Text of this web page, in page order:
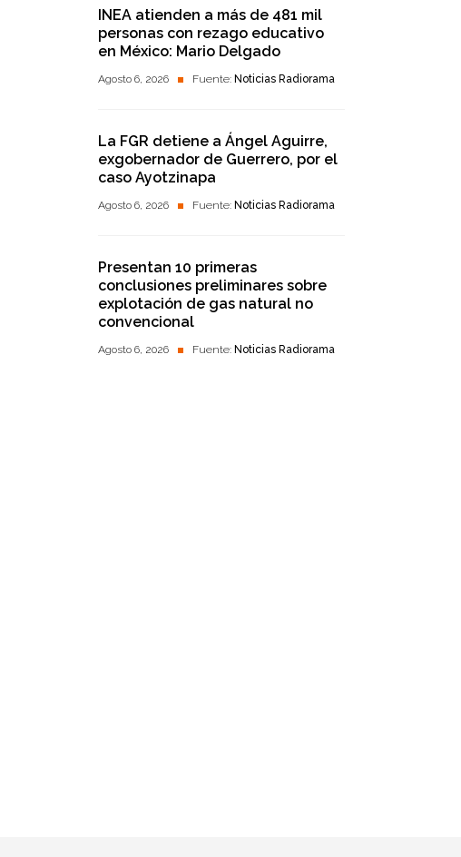
INEA atienden a más de 481 mil
personas con rezago educativo
en México: Mario Delgado
Agosto 6, 2026 Fuente: Noticias Radiorama
La FGR detiene a Ángel Aguirre,
exgobernador de Guerrero, por el
caso Ayotzinapa
Agosto 6, 2026 Fuente: Noticias Radiorama
Presentan 10 primeras
conclusiones preliminares sobre
explotación de gas natural no
convencional
Agosto 6, 2026 Fuente: Noticias Radiorama